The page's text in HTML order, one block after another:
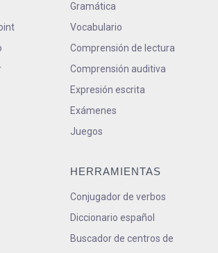
Gramática
Vocabulario
Comprensión de lectura
Comprensión auditiva
Expresión escrita
Exámenes
Juegos
HERRAMIENTAS
Conjugador de verbos
Diccionario español
Buscador de centros de